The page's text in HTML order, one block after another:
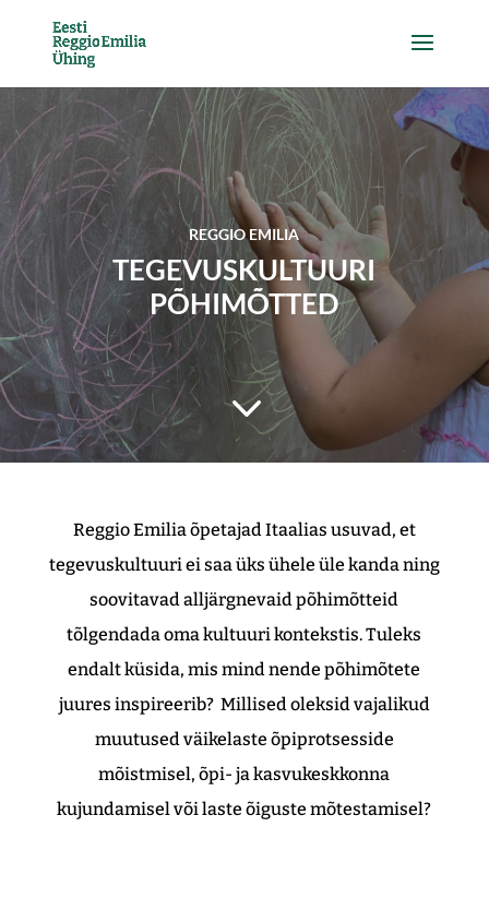
REGGIO EMILIA
TEGEVUSKULTUURI
PÕHIMÕTTED
3
Reggio Emilia õpetajad Itaalias usuvad, et
tegevuskultuuri ei saa üks ühele üle kanda ning
soovitavad alljärgnevaid põhimõtteid
tõlgendada oma kultuuri kontekstis. Tuleks
endalt küsida, mis mind nende põhimõtete
juures inspireerib? Millised oleksid vajalikud
muutused väikelaste õpiprotsesside
mõistmisel, õpi- ja kasvukeskkonna
kujundamisel või laste õiguste mõtestamisel?